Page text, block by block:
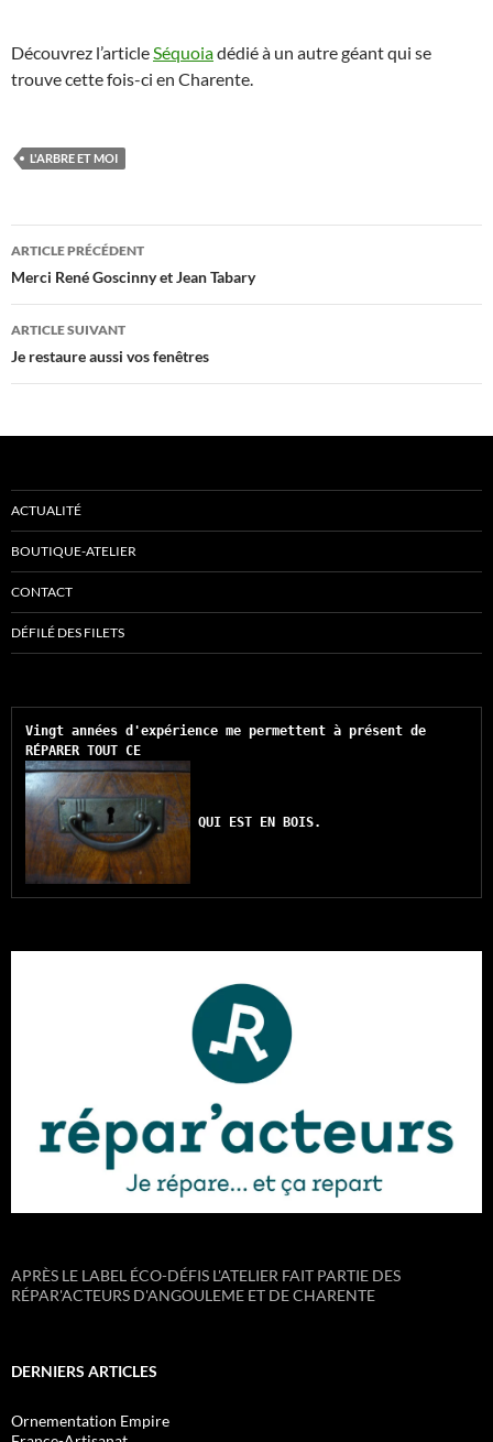
Découvrez l’articleSéquoiadédié à un autre géant qui se
trouve cette fois-ci en Charente.
L'ARBRE ET MOI
Navigation
des
articles
ARTICLE PRÉCÉDENT
Merci René Goscinny et Jean Tabary
ARTICLE SUIVANT
Je restaure aussi vos fenêtres
ACTUALITÉ
BOUTIQUE-ATELIER
CONTACT
DÉFILÉ DES FILETS
Vingt années d'expérience me permettent à présent de
RÉPARER TOUT CE
QUI EST EN BOIS.
APRÈS LE LABEL ÉCO-DÉFIS L'ATELIER FAIT PARTIE DES
RÉPAR'ACTEURS D'ANGOULEME ET DE CHARENTE
DERNIERS ARTICLES
Ornementation Empire